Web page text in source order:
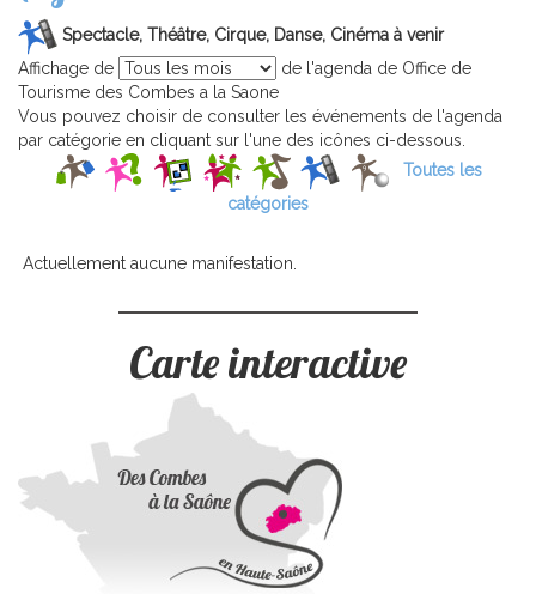
Spectacle, Théâtre, Cirque, Danse, Cinéma à venir
Affichage de
de l'agenda de Office de
Tourisme des Combes a la Saone
Vous pouvez choisir de consulter les événements de l'agenda
par catégorie en cliquant sur l'une des icônes ci-dessous.
Toutes les
catégories
Actuellement aucune manifestation.
Carte interactive